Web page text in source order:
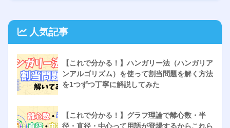
人気記事
【これで分かる！】ハンガリー法（ハンガリア
ンアルゴリズム）を使って割当問題を解く方法
を1つずつ丁寧に解説してみた
【これで分かる！】グラフ理論で離心数・半
径・直径・中心って用語が登場するからこれら